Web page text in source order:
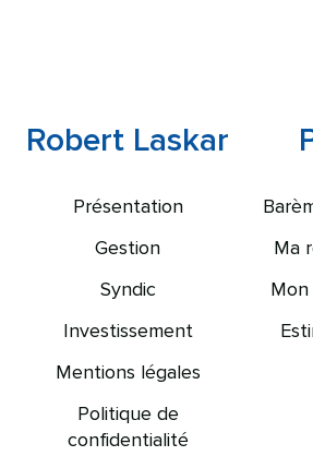
Robert Laskar
Présentation
Gestion
Syndic
Investissement
Mentions légales
Politique de
confidentialité
Ma